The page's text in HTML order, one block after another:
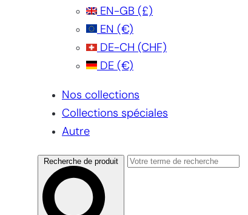
EN-GB (£)
EN (€)
DE-CH (CHF)
DE (€)
Nos collections
Collections spéciales
Autre
Recherche de produit